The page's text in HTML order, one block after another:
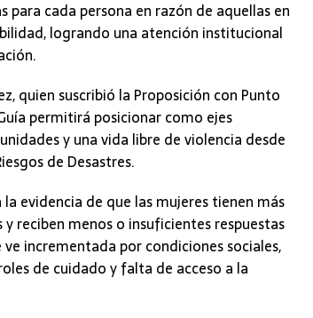
cada persona en razón de aquellas en
logrando una atención institucional
quien suscribió la Proposición con Punto
permitirá posicionar como ejes
y una vida libre de violencia desde
de Desastres.
evidencia de que las mujeres tienen más
reciben menos o insuficientes respuestas
incrementada por condiciones sociales,
de cuidado y falta de acceso a la